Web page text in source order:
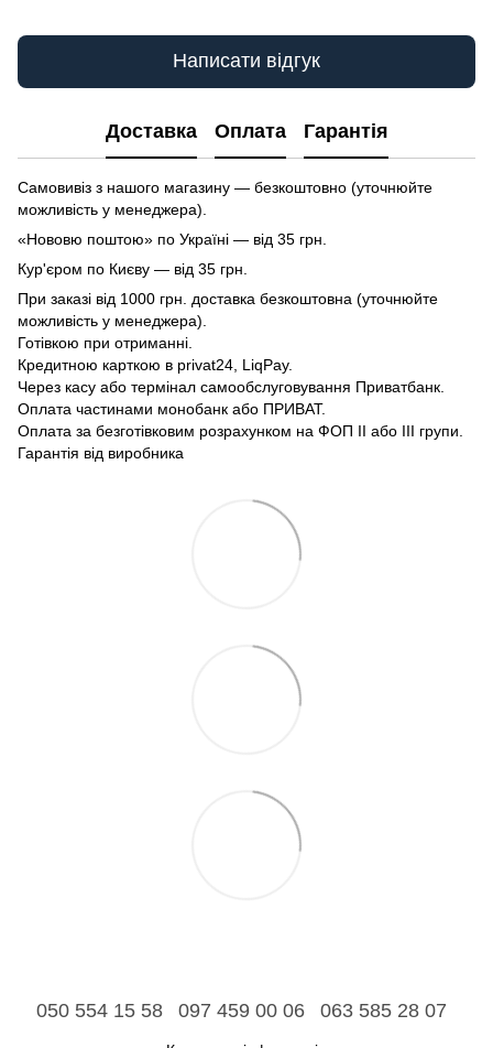
Написати відгук
Доставка Оплата Гарантія
Самовивіз з нашого магазину — безкоштовно (уточнюйте
можливість у менеджера).
«Нововю поштою» по Україні — від 35 грн.
Кур'єром по Києву — від 35 грн.
При заказі від 1000 грн. доставка безкоштовна (уточнюйте
можливість у менеджера).
Готівкою при отриманні.
Кредитною карткою в privat24, LiqPay.
Через касу або термінал самообслуговування Приватбанк.
Оплата частинами монобанк або ПРИВАТ.
Оплата за безготівковим розрахунком на ФОП II або III групи.
Гарантія від виробника
050 554 15 58 097 459 00 06 063 585 28 07